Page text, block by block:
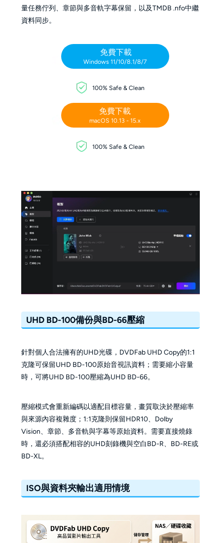
量任務佇列、章節與多音軌字幕保留，以及TMDB .nfo中繼
資料同步。
免費下載
Windows 11/10/8.1/8/7
100% Safe & Clean
免費下載
macOS 10.13 - 15.x
100% Safe & Clean
UHD BD-100備份與BD-66壓縮
針對個人合法擁有的UHD光碟，DVDFab UHD Copy的1:1
克隆可保留UHD BD-100原始音視訊資料；需要縮小容量
時，可將UHD BD-100壓縮為UHD BD-66。
壓縮模式會重新編碼以適配目標容量，畫質取決於壓縮率
與來源內容複雜度；1:1克隆則保留HDR10、Dolby
Vision、章節、多音軌與字幕等原始資料。需要直接燒錄
時，還必須搭配相容的UHD刻錄機與空白BD-R、BD-RE或
BD-XL。
ISO與資料夾輸出適用情境